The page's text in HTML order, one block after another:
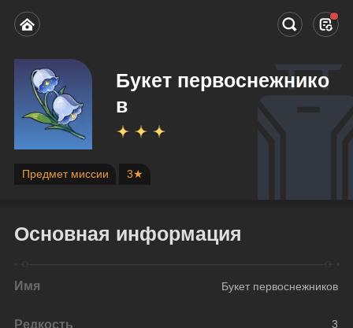
Букет первоснежнико
в
Предмет миссии 3★
Основная информация
Имя Букет первоснежников
Редкость 3